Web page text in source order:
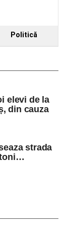
Politică
elevi de la
din cauza
strada